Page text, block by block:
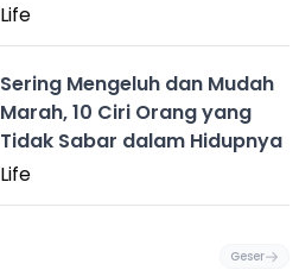
Life
Sering Mengeluh dan Mudah
Marah, 10 Ciri Orang yang
Tidak Sabar dalam Hidupnya
Life
Geser